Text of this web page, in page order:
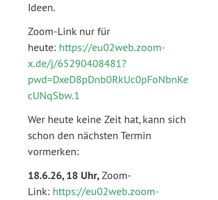
Ideen.
Zoom-Link nur für
heute: https://eu02web.zoom-
x.de/j/65290408481?
pwd=DxeD8pDnb0RkUc0pFoNbnKe
cUNqSbw.1
Wer heute keine Zeit hat, kann sich
schon den nächsten Termin
vormerken:
18.6.26, 18 Uhr,Zoom-
Link: https://eu02web.zoom-